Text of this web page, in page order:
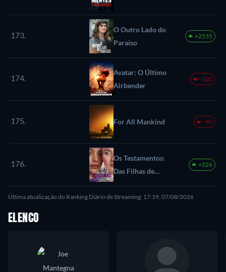
173.
O Outro Lado do
Paraíso
+2555
174.
Avatar: O Último
Airbender
-102
175. For All Mankind -90
176.
Os Testamentos:
Das Filhas de
Gilead
+226
Última atualização do Ranking Diário de Streaming: 17:19, 07/08/2026
ELENCO